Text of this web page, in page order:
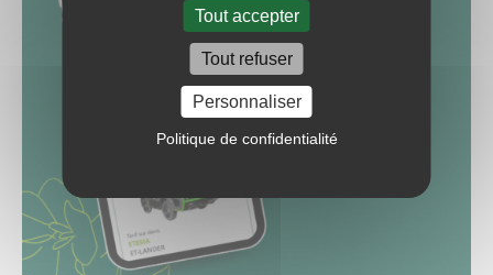
Tout accepter
Tout refuser
Personnaliser
Politique de confidentialité